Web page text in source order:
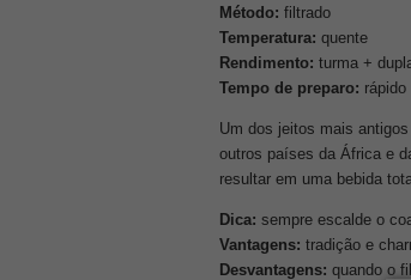
Método: filtrado
Temperatura: quente
Rendimento: turma +
Tempo de preparo: rápido
Um dos jeitos mais
outros países da África e
resultar em uma bebida
Dica: sempre escalde o
Vantagens: tradição e
Desvantagens: quando o